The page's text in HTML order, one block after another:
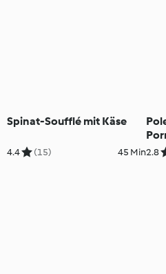
Spinat-Soufflé mit Käse
4.4 (15) 45 Min2.8